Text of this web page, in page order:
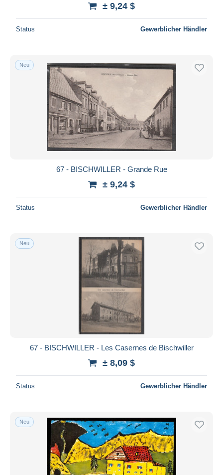
± 9,24 $
Status Gewerblicher Händler
Neu
67 - BISCHWILLER - Grande Rue
± 9,24 $
Status Gewerblicher Händler
Neu
67 - BISCHWILLER - Les Casernes de Bischwiller
± 8,09 $
Status Gewerblicher Händler
Neu